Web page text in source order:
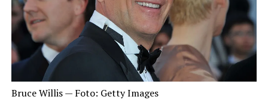
Bruce Willis — Foto: Getty Images